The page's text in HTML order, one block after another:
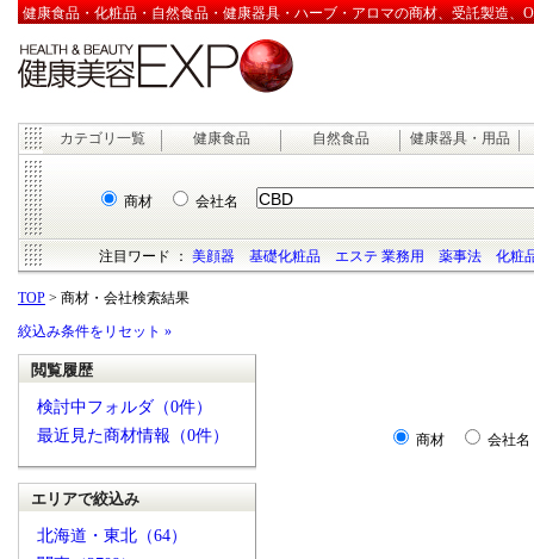
健康食品・化粧品・自然食品・健康器具・ハーブ・アロマの商材、受託製造、
カテゴリ一覧 健康食品 自然食品 健康器具・用品
商材 会社名
注目ワード ：美顔器 基礎化粧品 エステ 業務用 薬事法 化粧
TOP > 商材・会社検索結果
絞込み条件をリセット »
閲覧履歴
検討中フォルダ（0件）
最近見た商材情報（0件）
エリアで絞込み
北海道・東北（64）
商材 会社名